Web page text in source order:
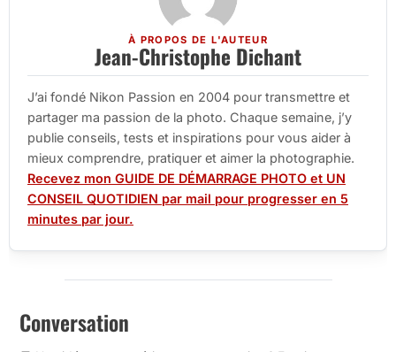
À PROPOS DE L'AUTEUR
Jean-Christophe Dichant
J’ai fondé Nikon Passion en 2004 pour transmettre et
partager ma passion de la photo. Chaque semaine, j’y
publie conseils, tests et inspirations pour vous aider à
mieux comprendre, pratiquer et aimer la photographie.
Recevez mon GUIDE DE DÉMARRAGE PHOTO et UN
CONSEIL QUOTIDIEN par mail pour progresser en 5
minutes par jour.
Conversation